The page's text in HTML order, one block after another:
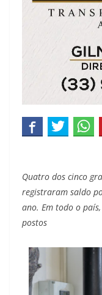
Quatro dos cinco
registraram saldo
ano. Em todo o
postos